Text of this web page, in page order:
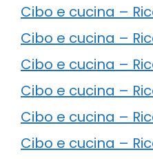
Cibo e cucina –
Cibo e cucina –
Cibo e cucina –
Cibo e cucina –
Cibo e cucina –
Cibo e cucina –